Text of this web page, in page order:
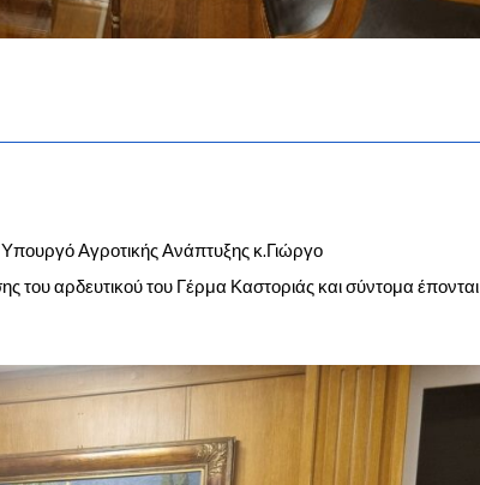
Αγροτικής Ανάπτυξης κ.Γιώργο
του αρδευτικού του Γέρμα Καστοριάς και σύντομα έπονται